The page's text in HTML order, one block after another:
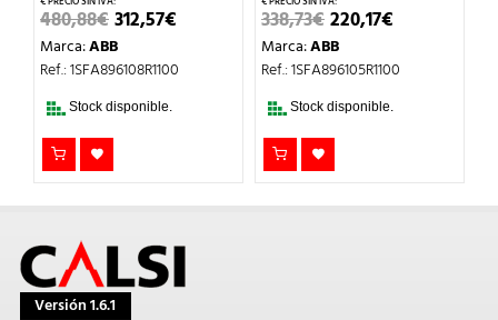
480,88€EL
PRECIO
ORIGINAL
ERA:
312,57€
ES:
Marca:ABB
Ref.: 1SFA896108R1100
Stock disponible.
338,73€EL
PRECIO
ORIGINAL
ERA:
220,17€
ES:
Marca:ABB
Ref.: 1SFA896105R1100
Stock disponible.
Versión 1.6.1